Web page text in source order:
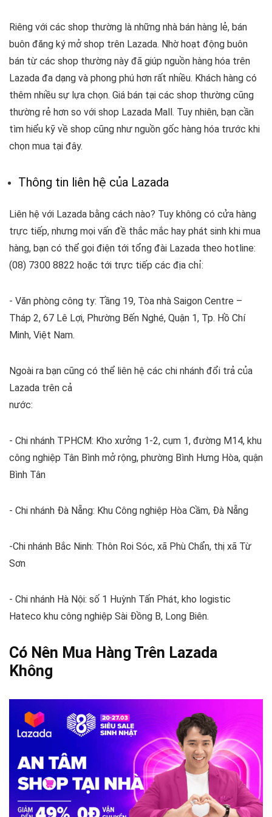
Riêng với các shop thường là những nhà bán hàng lẻ, bán
buôn đăng ký mở shop trên Lazada. Nhờ hoạt động buôn
bán từ các shop thường này đã giúp nguồn hàng hóa trên
Lazada đa dạng và phong phú hơn rất nhiều. Khách hàng có
thêm nhiều sự lựa chọn. Giá bán tại các shop thường cũng
thường rẻ hơn so với shop Lazada Mall. Tuy nhiên, bạn cần
tìm hiểu kỹ về shop cũng như nguồn gốc hàng hóa trước khi
chọn mua tại đây.
Thông tin liên hệ của Lazada
Liên hệ với Lazada bằng cách nào? Tuy không có cửa hàng
trực tiếp, nhưng mọi vấn đề thắc mắc hay phát sinh khi mua
hàng, bạn có thể gọi điện tới tổng đài Lazada theo hotline:
(08) 7300 8822 hoặc tới trực tiếp các địa chỉ:
- Văn phòng công ty: Tầng 19, Tòa nhà Saigon Centre –
Tháp 2, 67 Lê Lợi, Phường Bến Nghé, Quận 1, Tp. Hồ Chí
Minh, Việt Nam.
Ngoài ra bạn cũng có thể liên hệ các chi nhánh đổi trả của
Lazada trên cả
nước:
- Chi nhánh TPHCM: Kho xưởng 1-2, cụm 1, đường M14, khu
công nghiệp Tân Bình mở rộng, phường Bình Hưng Hòa, quận
Bình Tân
- Chi nhánh Đà Nẵng: Khu Công nghiệp Hòa Cầm, Đà Nẵng
-Chi nhánh Bắc Ninh: Thôn Roi Sóc, xã Phù Chẩn, thị xã Từ
Sơn
- Chi nhánh Hà Nội: số 1 Huỳnh Tấn Phát, kho logistic
Hateco khu công nghiệp Sài Đồng B, Long Biên.
Có Nên Mua Hàng Trên Lazada
Không